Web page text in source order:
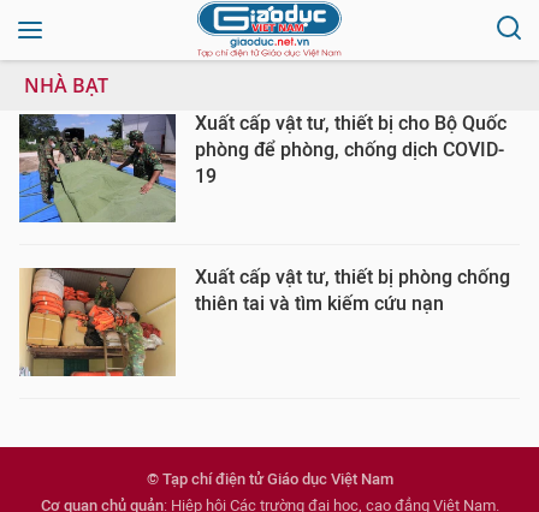
NHÀ BẠT
Xuất cấp vật tư, thiết bị cho Bộ Quốc
phòng để phòng, chống dịch COVID-
19
Xuất cấp vật tư, thiết bị phòng chống
thiên tai và tìm kiếm cứu nạn
© Tạp chí điện tử Giáo dục Việt Nam
Cơ quan chủ quản: Hiệp hội Các trường đại học, cao đẳng Việt Nam.